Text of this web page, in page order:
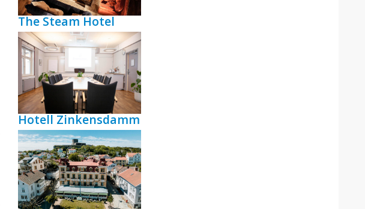
The Steam Hotel
Hotell Zinkensdamm